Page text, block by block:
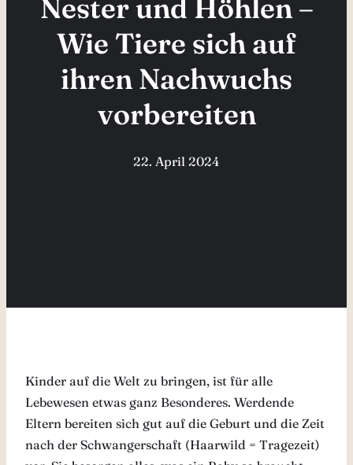
Nester und Höhlen –
Wie Tiere sich auf
ihren Nachwuchs
vorbereiten
22. April 2024
Kinder auf die Welt zu bringen, ist für alle
Lebewesen etwas ganz Besonderes. Werdende
Eltern bereiten sich gut auf die Geburt und die Zeit
nach der Schwangerschaft (Haarwild = Tragezeit)